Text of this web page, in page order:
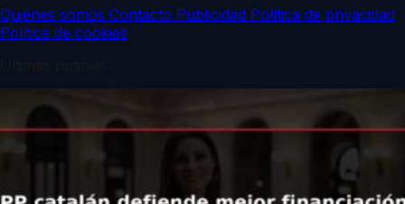
Quiénes somos Contacto Publicidad Política de privacidad
Política de cookies